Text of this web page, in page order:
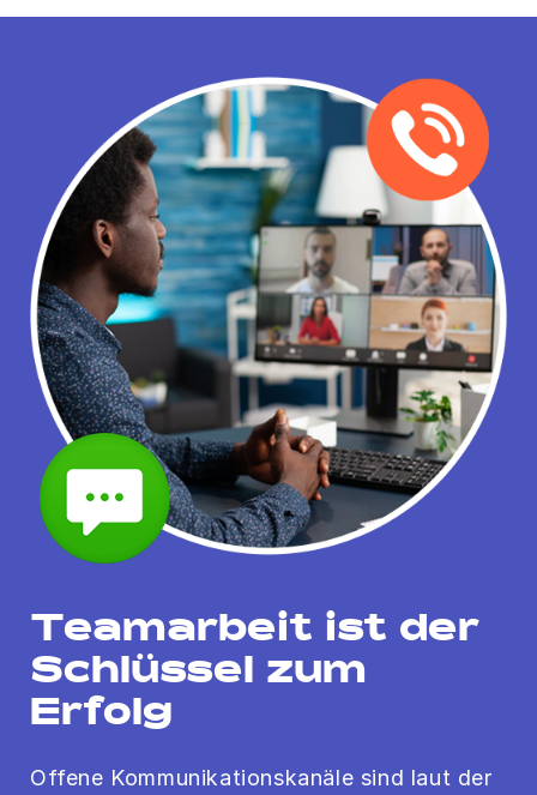
Teamarbeit ist der
Schlüssel zum
Erfolg
Offene Kommunikationskanäle sind laut der